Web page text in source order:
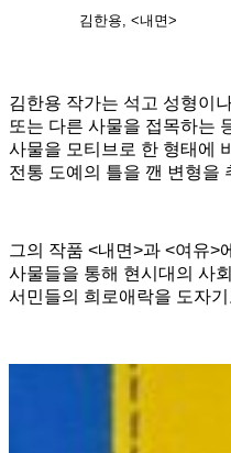
김한용, <내면>
김한용 작가는 석고 성형이
또는 다른 사물을 접목하는
사물을 모티브로 한 형태에
전통 도예의 틀을 깬 변형을
그의 작품 <내면>과 <여유>
사물들을 통해 현시대의 사
서민들의 희로애락을 도자